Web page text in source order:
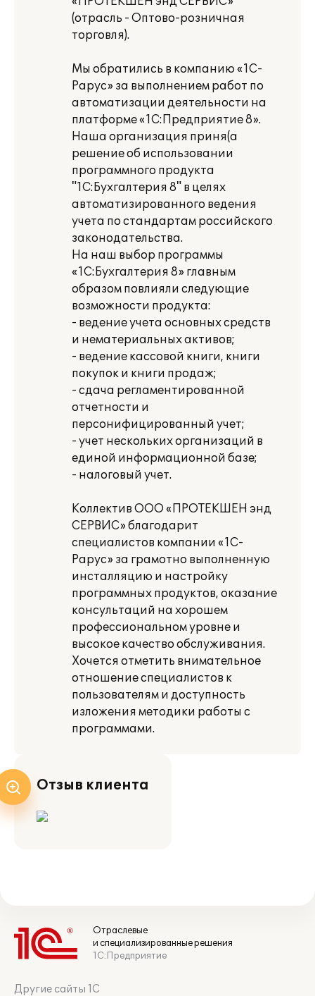
(отрасль - Оптово-розничная
торговля).
Мы обратились в компанию «1С-
Рарус» за выполнением работ по
автоматизации деятельности на
платформе «1С:Предприятие 8».
Наша организация приня(а
решение об использовании
программного продукта
"1С:Бухгалтерия 8" в целях
автоматизированного ведения
учета по стандартам российского
законодательства.
На наш выбор программы
«1С:Бухгалтерия 8» главным
образом повлияли следующие
возможности продукта:
- ведение учета основных средств
и нематериальных активов;
- ведение кассовой книги, книги
покупок и книги продаж;
- сдача регламентированной
отчетности и
персонифицированный учет;
- учет нескольких организаций в
единой информационной базе;
- налоговый учет.
Коллектив ООО «ПРОТЕКШЕН энд
СЕРВИС» благодарит
специалистов компании «1С-
Рарус» за грамотно выполненную
инсталляцию и настройку
программных продуктов, оказание
консультаций на хорошем
профессиональном уровне и
высокое качество обслуживания.
Хочется отметить внимательное
отношение специалистов к
пользователям и доступность
изложения методики работы с
программами.
Отзыв клиента
Отраслевые
и специализированные решения
1С:Предприятие
Другие сайты 1С